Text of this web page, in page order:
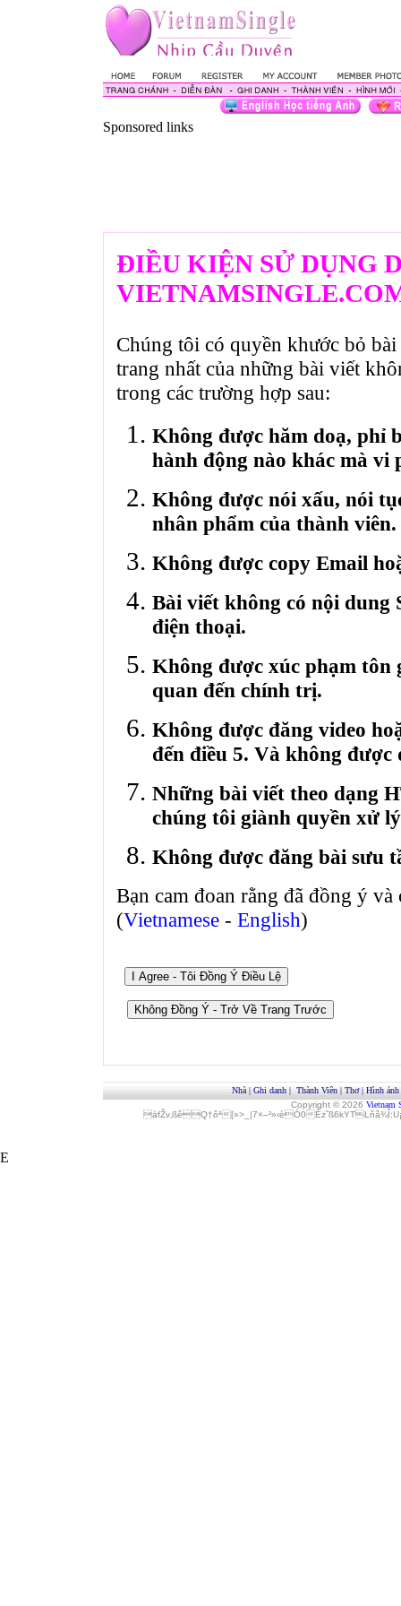
Sponsored links
ĐIỀU KIỆN SỬ DỤNG
Chúng tôi có quyền khước bỏ
trang nhất của những bài viết
trong các trường hợp sau:
Không được hăm doạ, phỉ
hành động nào khác mà vi
Không được nói xấu, nói
nhân phẩm của thành viên.
Không được copy Email
Bài viết không có nội dung
điện thoại.
Không được xúc phạm tôn
quan đến chính trị.
Không được đăng video
đến điều 5. Và không
Những bài viết theo dạng
chúng tôi giành quyền xử
Không được đăng bài sưu
Bạn cam đoan rằng đã đồng ý
(Vietnamese - English)
Nhà | Ghi danh | Thành Viên | Thơ| Hình ảnh
Copyright © 2026 Vietnam
áfŽv‚ßêQ†ôª[»>_|7×–²»‹èÓ0
E